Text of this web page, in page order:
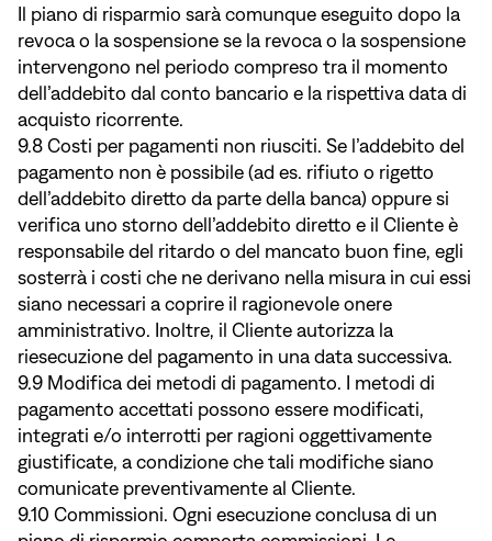
Il piano di risparmio sarà comunque eseguito dopo la
revoca o la sospensione se la revoca o la sospensione
intervengono nel periodo compreso tra il momento
dell’addebito dal conto bancario e la rispettiva data di
acquisto ricorrente.
9.8 Costi per pagamenti non riusciti. Se l’addebito del
pagamento non è possibile (ad es. rifiuto o rigetto
dell’addebito diretto da parte della banca) oppure si
verifica uno storno dell’addebito diretto e il Cliente è
responsabile del ritardo o del mancato buon fine, egli
sosterrà i costi che ne derivano nella misura in cui essi
siano necessari a coprire il ragionevole onere
amministrativo. Inoltre, il Cliente autorizza la
riesecuzione del pagamento in una data successiva.
9.9 Modifica dei metodi di pagamento. I metodi di
pagamento accettati possono essere modificati,
integrati e/o interrotti per ragioni oggettivamente
giustificate, a condizione che tali modifiche siano
comunicate preventivamente al Cliente.
9.10 Commissioni. Ogni esecuzione conclusa di un